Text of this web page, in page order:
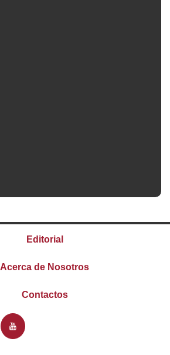
Editorial
Acerca de Nosotros
Contactos